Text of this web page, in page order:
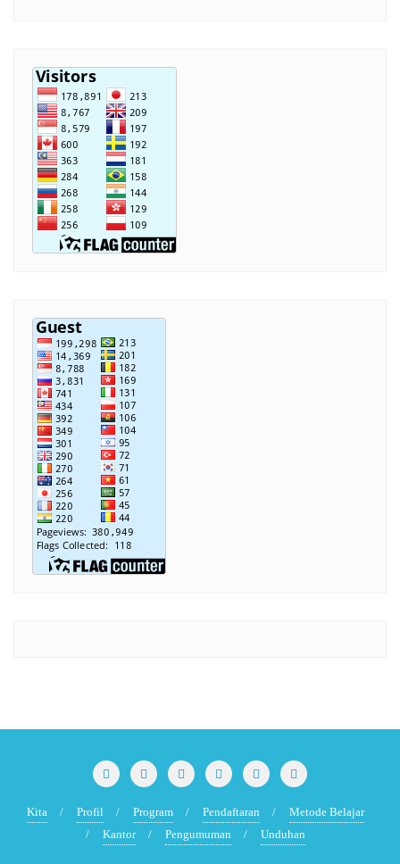
Kita Profil Program Pendaftaran
Metode Belajar
Kantor
Pengumuman Unduhan